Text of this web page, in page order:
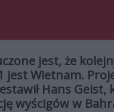
jest, że
1 jest Wietnam.
Hans Geist,
wyścigów w